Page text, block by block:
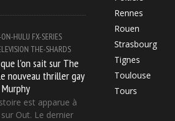
ON-HULU FX-SERIES
THE-SHARDS
l'on sait sur The
nouveau thriller gay
est apparue à
Out. Le dernier
Rennes
Rouen
Strasbourg
Tignes
Toulouse
Tours